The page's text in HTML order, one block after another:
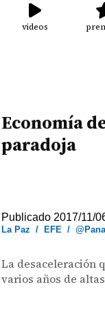
videos
Economía
paradoja
Publicado 2017/11/
La Paz / EFE /
La desaceleración
varios años de